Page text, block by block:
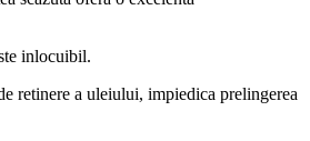
inlocuibil.
retinere a uleiului, impiedica prelingerea